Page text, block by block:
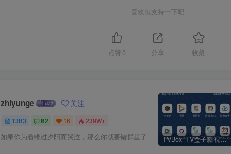
喜欢就支持一下吧
点赞 0 分享 收藏
zhiyunge 关注
1383 82 16 239W+
如果你为着错过夕阳而哭泣，那么你就要错群星了 TVBox–TV盒子影视神器【附视频源和下载地址】【附自带源软件】